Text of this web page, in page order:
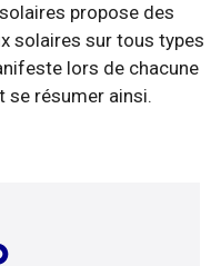
propose des
solaires sur tous types
lors de chacune
se résumer ainsi.